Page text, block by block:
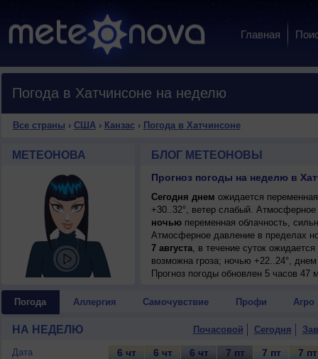
Главная
Погода в Хатчинсоне на неделю
Все страны › США› Канзас› Погода в Хатчинсоне
МЕТЕОНОВА БЛОГ МЕТЕОНОВЫ
Прогноз погоды на неделю в
Сегодня днем ожидается
+30..32°, ветер слабый.
ночьюпеременная облачность,
Атмосферное давление в пределах
7 августа, в течение суток
возможна гроза; ночью +22..24°,
Прогноз погоды обновлен 5 часов 47
Погода Аллергия Самочувствие Профи Агро
НА НЕДЕЛЮ Почасовой Сегодня
Дата
6 чт 6 чт 6 чт 7 пт 7 пт 7 пт